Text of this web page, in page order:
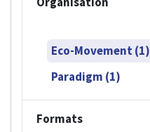
Eco-Movement (1)
Paradigm (1)
Formats